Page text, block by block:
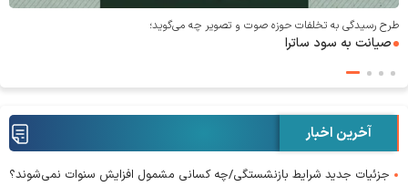
طرح رسیدگی به تخلفات حوزه صوت و‌ تصویر چه می‌گوید؛
صیانت به سود ساترا
آخرین اخبار
جزئیات جدید شرایط بازنشستگی/چه کسانی مشمول افزایش سنوات نمی‌شوند؟